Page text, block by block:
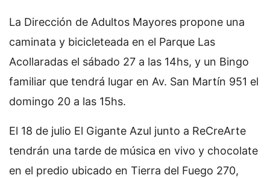
La Dirección de Adultos Mayores propone una
caminata y bicicleteada en el Parque Las
Acollaradas el sábado 27 a las 14hs, y un Bingo
familiar que tendrá lugar en Av. San Martín 951 el
domingo 20 a las 15hs.
El 18 de julio El Gigante Azul junto a ReCreArte
tendrán una tarde de música en vivo y chocolate
en el predio ubicado en Tierra del Fuego 270,